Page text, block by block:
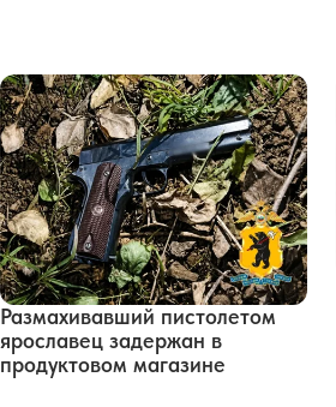
Размахивавший пистолетом
ярославец задержан в
продуктовом магазине